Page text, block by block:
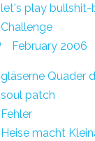
let's play bullshit-
Challenge
February 2006
gläserne Quader
soul patch
Fehler
Heise macht